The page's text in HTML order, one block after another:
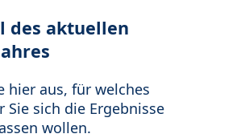
des aktuellen
hier aus, für welches
Sie sich die Ergebnisse
wollen.